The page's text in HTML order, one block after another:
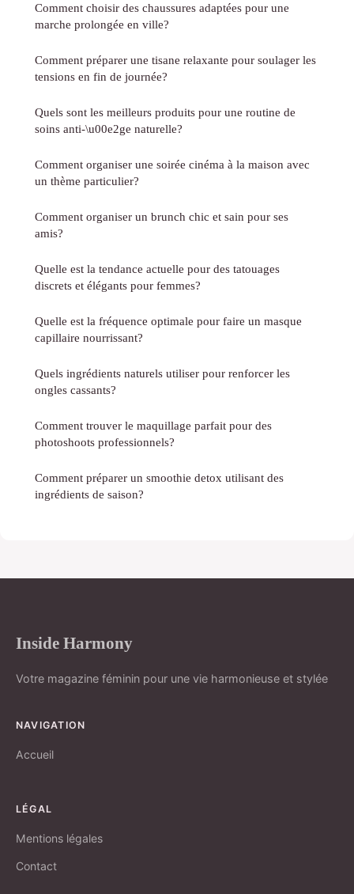
Comment choisir des chaussures adaptées pour une
marche prolongée en ville?
Comment préparer une tisane relaxante pour soulager les
tensions en fin de journée?
Quels sont les meilleurs produits pour une routine de
soins anti-\u00e2ge naturelle?
Comment organiser une soirée cinéma à la maison avec
un thème particulier?
Comment organiser un brunch chic et sain pour ses
amis?
Quelle est la tendance actuelle pour des tatouages
discrets et élégants pour femmes?
Quelle est la fréquence optimale pour faire un masque
capillaire nourrissant?
Quels ingrédients naturels utiliser pour renforcer les
ongles cassants?
Comment trouver le maquillage parfait pour des
photoshoots professionnels?
Comment préparer un smoothie detox utilisant des
ingrédients de saison?
Inside Harmony
Votre magazine féminin pour une vie harmonieuse et stylée
NAVIGATION
Accueil
LÉGAL
Mentions légales
Contact